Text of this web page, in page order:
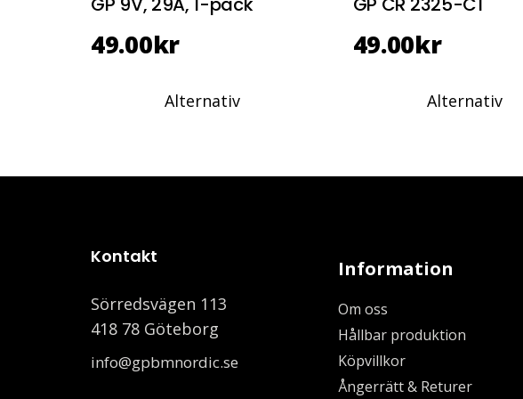
49.00kr
Alternativ
49.00kr
Alternativ
Kontakt
Sörredsvägen 113
418 78 Göteborg
info@gpbmnordic.se
Information
Om oss
Hållbar produktion
Köpvillkor
Ångerrätt & Returer